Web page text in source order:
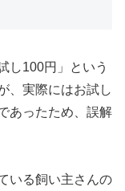
し100円」という
、実際にはお試し
あったため、誤解
いる飼い主さんの